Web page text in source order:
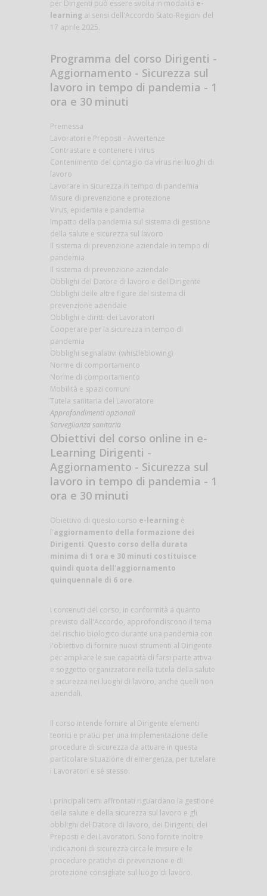
per Dirigenti può essere svolta in modalità e-
learning ai sensi dell'Accordo Stato-Regioni del
17 aprile 2025.
Programma del corso Dirigenti -
Aggiornamento - Sicurezza sul
lavoro in tempo di pandemia - 1
ora e 30 minuti
Premessa
Lavoratori e Preposti - Avvertenze
Contrastare e contenere i virus
Contenimento del contagio da virus nei luoghi di
lavoro
Lavorare in sicurezza in tempo di pandemia
Misure di prevenzione e protezione
Virus, epidemia e pandemia
Impatto della pandemia sul sistema di gestione
della salute e sicurezza sul lavoro
Il sistema di prevenzione aziendale in tempo di
pandemia
Il sistema di prevenzione aziendale
Obblighi del Datore di lavoro e del Dirigente
Obblighi delle altre figure del sistema di
prevenzione aziendale
Obblighi e diritti dei Lavoratori
Cooperare per la sicurezza in tempo di
pandemia
Obblighi segnalativi (whistleblowing)
Norme di comportamento
Norme di comportamento
Mobilità e spazi comuni
Tutela sanitaria del Lavoratore
Approfondimenti opzionali
Sorveglianza sanitaria
Obiettivi del corso online in e-
Learning Dirigenti -
Aggiornamento - Sicurezza sul
lavoro in tempo di pandemia - 1
ora e 30 minuti
Obiettivo di questo corso e-learning è
l'aggiornamento della formazione dei
Dirigenti. Questo corso della durata
minima di 1 ora e 30 minuti costituisce
quindi quota dell'aggiornamento
quinquennale di 6 ore.
I contenuti del corso, in conformità a quanto
previsto dall'Accordo, approfondiscono il tema
del rischio biologico durante una pandemia con
l'obiettivo di fornire nuovi strumenti al Dirigente
per ampliare le sue capacità di farsi parte attiva
e soggetto organizzatore nella tutela della salute
e sicurezza nei luoghi di lavoro, anche quelli non
aziendali.
Il corso intende fornire al Dirigente elementi
teorici e pratici per una implementazione delle
procedure di sicurezza da attuare in questa
particolare situazione di emergenza, per tutelare
i Lavoratori e sé stesso.
I principali temi affrontati riguardano la gestione
della salute e della sicurezza sul lavoro e gli
obblighi del Datore di lavoro, dei Dirigenti, dei
Preposti e dei Lavoratori. Sono fornite inoltre
indicazioni di sicurezza circa le misure e le
procedure pratiche di prevenzione e di
protezione consigliate sul luogo di lavoro.